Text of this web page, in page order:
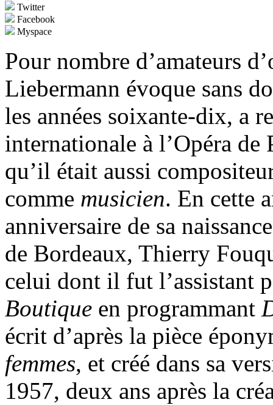
Twitter
Facebook
Myspace
Pour nombre d’amateurs
Liebermann évoque sans
les années soixante-dix, a
internationale à l’Opéra
qu’il était aussi
comme musicien. En cette
anniversaire de sa
de Bordeaux, Thierry
celui dont il fut l’assistant
Boutique en programmant
écrit d’après la pièce
femmes, et créé dans sa
1957, deux ans après la